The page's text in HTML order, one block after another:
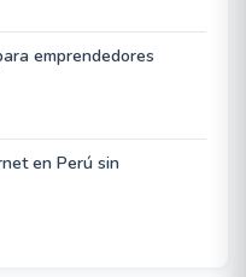
emprendedores
en Perú sin